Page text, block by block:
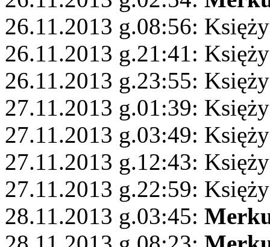
26.11.2013 g.08:56:
26.11.2013 g.21:41:
26.11.2013 g.23:55:
27.11.2013 g.01:39:
27.11.2013 g.03:49:
27.11.2013 g.12:43:
27.11.2013 g.22:59:
28.11.2013 g.03:45: